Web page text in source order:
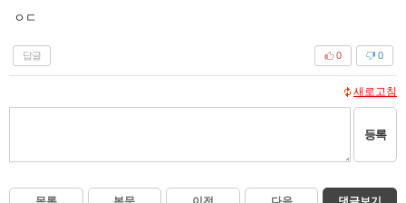
ㅇㄷ
답글 0
0
새로고침
등록